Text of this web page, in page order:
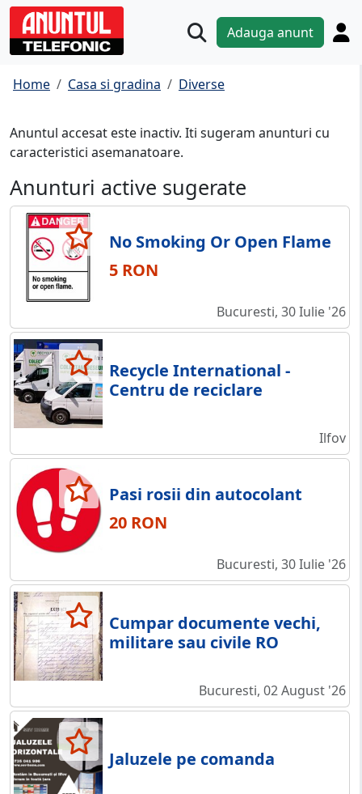
Adauga anunt
Home Casa si gradina Diverse
Anuntul accesat este inactiv. Iti sugeram anunturi cu
caracteristici asemanatoare.
Anunturi active sugerate
No Smoking Or Open Flame
5 RON
Bucuresti, 30 Iulie '26
Recycle International -
Centru de reciclare
Ilfov
Pasi rosii din autocolant
20 RON
Bucuresti, 30 Iulie '26
Cumpar documente vechi,
militare sau civile RO
Bucuresti, 02 August '26
Jaluzele pe comanda